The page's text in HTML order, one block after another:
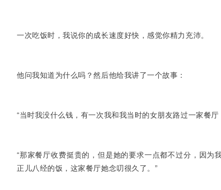
一次吃饭时，我说你的成长速度好快，感觉你精力充沛。
他问我知道为什么吗？然后他给我讲了一个故事：
“当时我没什么钱，有一次我和我当时的女朋友路过一家餐
“那家餐厅收费挺贵的，但是她的要求一点都不过分，因
正儿八经的饭，这家餐厅她念叨很久了。”